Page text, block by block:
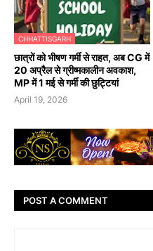
CHHATTISGARH
छात्रों को भीषण गर्मी से राहत, अब CG में
20 अप्रैल से ग्रीष्मकालीन अवकाश,
MP में 1 मई से गर्मी की छुट्टियां
April 19, 2026
POST A COMMENT